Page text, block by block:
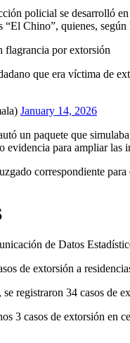
policial se desarrolló
Chino”, quienes,
flagrancia por extorsión
que era víctima de
January 14, 2026
un paquete que
para ampliar las
correspondiente
de Datos
de extorsión a
registraron 34 casos de
3 casos de extorsión en